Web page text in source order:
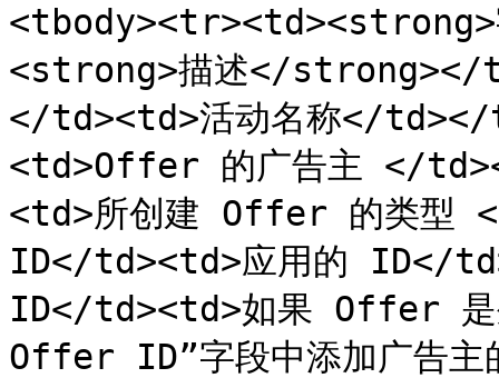
<strong>描述</
</td><td>活动名称</
<td>Offer 的广告主 </
<td>所创建 Offer 的类型
ID</td><td>应用的 ID</
ID</td><td>如果 Offer 是
Offer ID”字段中添加广告